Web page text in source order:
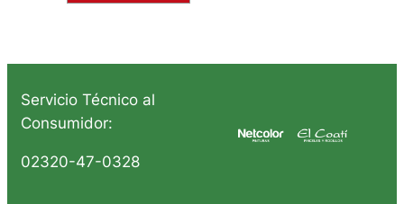
Servicio Técnico al
Consumidor:
02320-47-0328